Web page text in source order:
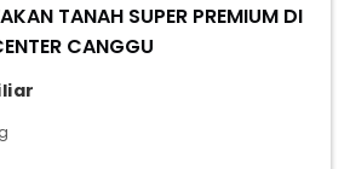
TANAH SUPER PREMIUM DI
CANGGU